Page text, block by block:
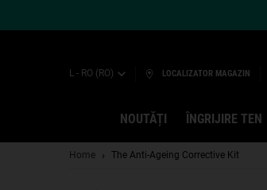
L - RO (RO) LOCALIZATOR MAGAZIN
NOUTĂȚI ÎNGRIJIRE TEN
Home The Anti-Ageing Corrective Kit